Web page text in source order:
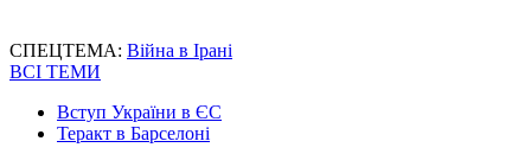
СПЕЦТЕМА: Війна в Ірані
ВСІ ТЕМИ
Вступ України в ЄС
Теракт в Барселоні